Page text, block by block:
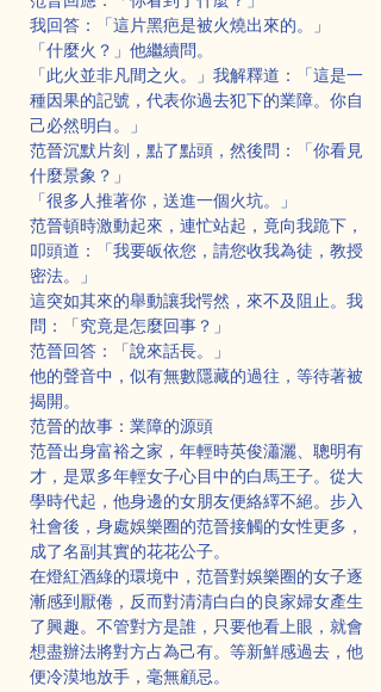
我回答：「這片黑疤是被火燒出來的。」
「什麼火？」他繼續問。
「此火並非凡間之火。」我解釋道：「這是一
種因果的記號，代表你過去犯下的業障。你自
己必然明白。」
范晉沉默片刻，點了點頭，然後問：「你看見
什麼景象？」
「很多人推著你，送進一個火坑。」
范晉頓時激動起來，連忙站起，竟向我跪下，
叩頭道：「我要皈依您，請您收我為徒，教授
密法。」
這突如其來的舉動讓我愕然，來不及阻止。我
問：「究竟是怎麼回事？」
范晉回答：「說來話長。」
他的聲音中，似有無數隱藏的過往，等待著被
揭開。
范晉的故事：業障的源頭
范晉出身富裕之家，年輕時英俊瀟灑、聰明有
才，是眾多年輕女子心目中的白馬王子。從大
學時代起，他身邊的女朋友便絡繹不絕。步入
社會後，身處娛樂圈的范晉接觸的女性更多，
成了名副其實的花花公子。
在燈紅酒綠的環境中，范晉對娛樂圈的女子逐
漸感到厭倦，反而對清清白白的良家婦女產生
了興趣。不管對方是誰，只要他看上眼，就會
想盡辦法將對方占為己有。等新鮮感過去，他
便冷漠地放手，毫無顧忌。